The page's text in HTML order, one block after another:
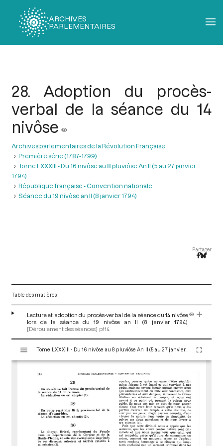
ARCHIVES
PARLEMENTAIRES
28. Adoption du procès-
verbal de la séance du 14
nivôse
Archives parlementaires de la Révolution Française
Première série (1787-1799)
Tome LXXXIII - Du 16 nivôse au 8 pluviôse An II (5 au 27 janvier
1794)
République française - Convention nationale
Séance du 19 nivôse an II (8 janvier 1794)
Partager
Table des matières
Lecture et adoption du procès-verbal de la séance du 14 nivôse,
lors de la séance du 19 nivôse an II (8 janvier 1794)
[Déroulement des séances] p.114
s